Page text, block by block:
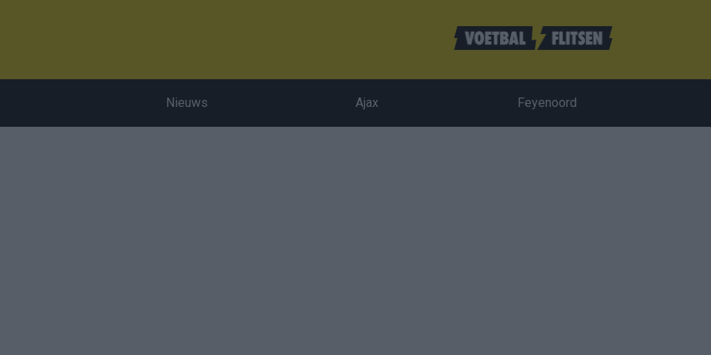
Nieuws Ajax Feyenoord